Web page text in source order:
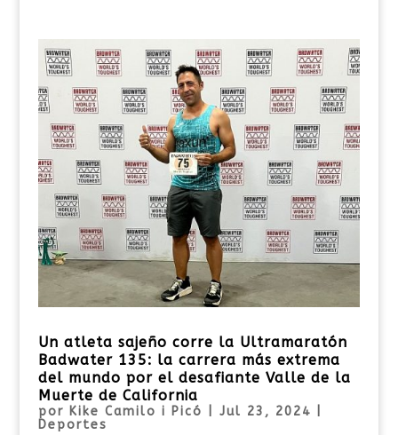
Un atleta sajeño corre la Ultramaratón
Badwater 135: la carrera más extrema
del mundo por el desafiante Valle de la
Muerte de California
por Kike Camilo i Picó Jul 23, 2024
Deportes